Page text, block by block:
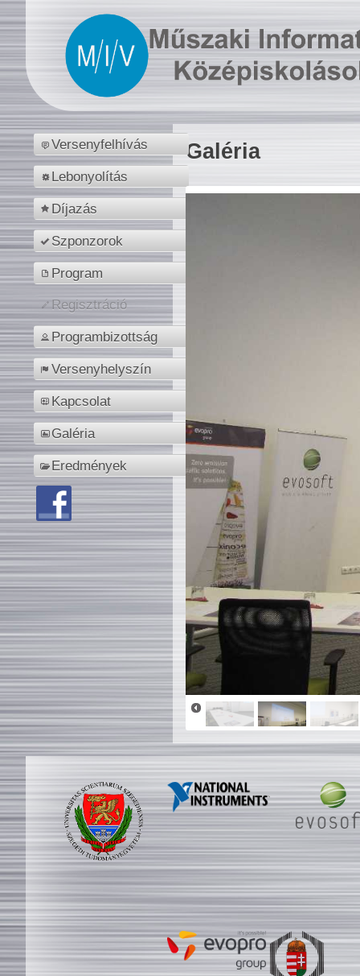
Versenyfelhívás
Lebonyolítás
Díjazás
Szponzorok
Program
Regisztráció
Programbizottság
Versenyhelyszín
Kapcsolat
Galéria
Eredmények
Galéria